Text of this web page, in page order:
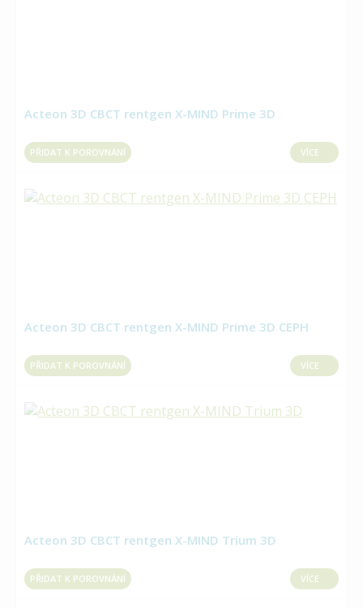
Acteon 3D CBCT rentgen X-MIND Prime 3D
PŘIDAT K POROVNÁNÍ VÍCE
Acteon 3D CBCT rentgen X-MIND Prime 3D CEPH
PŘIDAT K POROVNÁNÍ VÍCE
Acteon 3D CBCT rentgen X-MIND Trium 3D
PŘIDAT K POROVNÁNÍ VÍCE